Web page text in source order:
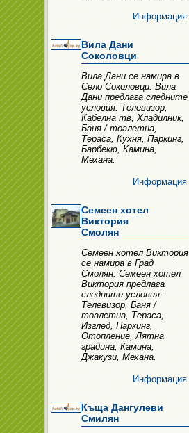
Информация
Вила Дани
Соколовци
Вила Дани се намира в
Село Соколовци. Вила
Дани предлага следните
условия: Телевизор,
Кабелна тв, Хладилник,
Баня / тоалетна,
Тераса, Кухня, Паркинг,
Барбекю, Камина,
Механа.
Информация
Семеен хотел
Виктория
Смолян
Семеен хотел Виктория
се намира в Град
Смолян. Семеен хотел
Виктория предлага
следните условия:
Телевизор, Баня /
тоалетна, Тераса,
Изглед, Паркинг,
Отопление, Лятна
градина, Камина,
Джакузи, Механа.
Информация
Къща Дангулеви
Смилян